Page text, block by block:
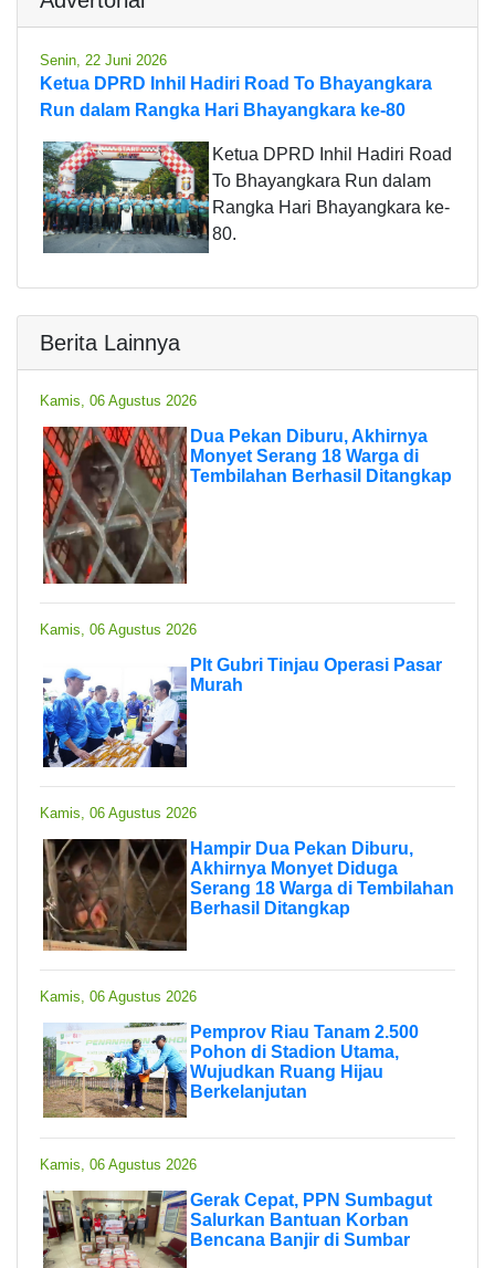
Senin, 22 Juni 2026
Ketua DPRD Inhil Hadiri Road To Bhayangkara
Run dalam Rangka Hari Bhayangkara ke-80
Ketua DPRD Inhil Hadiri Road
To Bhayangkara Run dalam
Rangka Hari Bhayangkara ke-
80.
Berita Lainnya
Kamis, 06 Agustus 2026
Dua Pekan Diburu, Akhirnya
Monyet Serang 18 Warga di
Tembilahan Berhasil Ditangkap
Kamis, 06 Agustus 2026
Plt Gubri Tinjau Operasi Pasar
Murah
Kamis, 06 Agustus 2026
Hampir Dua Pekan Diburu,
Akhirnya Monyet Diduga
Serang 18 Warga di Tembilahan
Berhasil Ditangkap
Kamis, 06 Agustus 2026
Pemprov Riau Tanam 2.500
Pohon di Stadion Utama,
Wujudkan Ruang Hijau
Berkelanjutan
Kamis, 06 Agustus 2026
Gerak Cepat, PPN Sumbagut
Salurkan Bantuan Korban
Bencana Banjir di Sumbar